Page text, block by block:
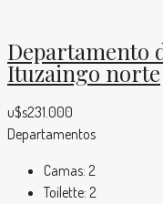
Departamento
Ituzaingo norte
u$s231.000
Departamentos
Camas: 2
Toilette: 2